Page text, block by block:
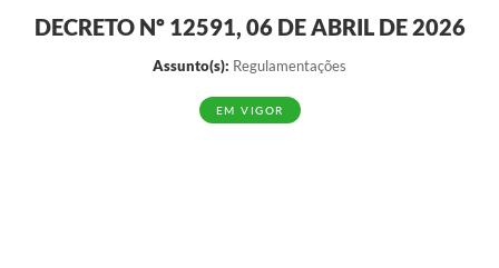
DECRETO Nº 12591, 06 DE ABRIL DE 2026
Assunto(s): Regulamentações
EM VIGOR